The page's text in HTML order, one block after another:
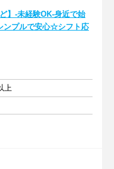
】-未経験OK-身近で始
ンプルで安心☆シフト応
上